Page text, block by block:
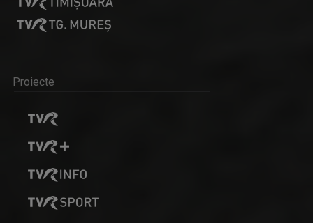
Proiecte